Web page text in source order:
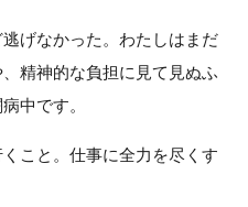
げなかった。わたしはまだ
精神的な負担に見て見ぬふ
中です。
こと。仕事に全力を尽くす